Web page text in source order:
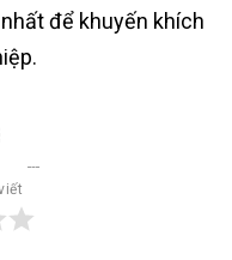
để khuyến khích